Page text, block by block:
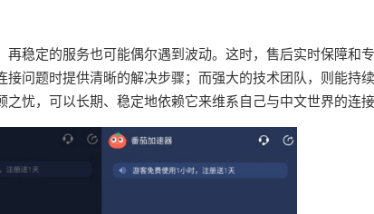
稳定的服务也可能偶尔遇到波动。这时，售后实时保障和
问题时提供清晰的解决步骤；而强大的技术团队，则能持
忧，可以长期、稳定地依赖它来维系自己与中文世界的连接